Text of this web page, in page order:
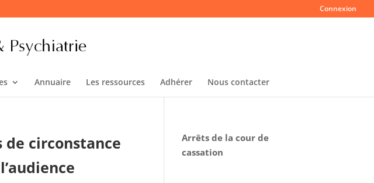
Connexion
Annuaire Les ressources Adhérer Nous contacter
de circonstance
Arrêts de la cour de
cassation